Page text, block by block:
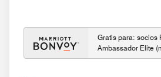
Gratis para: socios
Ambassador Elite